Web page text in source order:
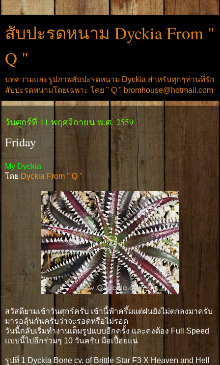
สับปะรดหนาม Dyckia From "
Q "
บทความและรูปภาพสับปะรดหนาม Dyckia สำหรับทุกๆท่านที่รัก
สับปะรดหนามโดยเฉพาะ โดย " Q " bromhouse@hotmail.com
วันศุกร์ที่ 11 พฤศจิกายน พ.ศ. 2559
Friday
My Dyckia
โดย Dyckia From " Q "
สวัสดียามเช้าวันศุกร์ครับ เช้านี้ฟ้าครึ้มแต่ฝนยังไม่ตกลงมาครับ
มารอลุ้นกันครับว่าจะรอดหรือไม่รอด
วันนี้กลับเริ่มทำงานเต็มรูปแบบอีกครั้ง และคงต้อง Full Speed
แบบนี้ไปอีกร่วมๆ 10 วันครับ มือเปื้อยแน่
รูปที่ 1 Dyckia Bone cv. of Brittle Star F3 X Heaven and Hell